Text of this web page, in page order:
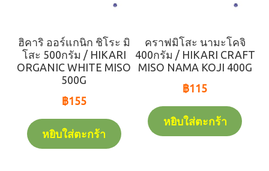
ฮิคาริ ออร์แกนิก ชิโระ มิ
โสะ 500กรัม / HIKARI
ORGANIC WHITE MISO
500G
฿155
หยิบใส่ตะกร้า
คราฟมิโสะ นามะโคจิ
400กรัม / HIKARI CRAFT
MISO NAMA KOJI 400G
฿115
หยิบใส่ตะกร้า